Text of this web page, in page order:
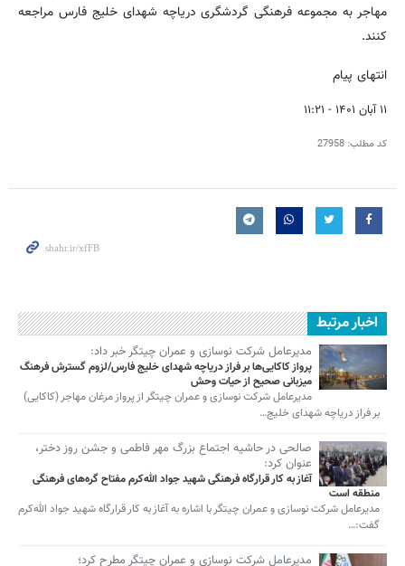
مهاجر به مجموعه فرهنگی گردشگری دریاچه شهدای خلیج فارس مراجعه
کنند.
انتهای پیام
۱۱ آبان ۱۴۰۱ - ۱۱:۲۱
کد مطلب: 27958
اخبار مرتبط
مدیرعامل شرکت نوسازی و عمران چیتگر خبر داد:
پرواز کاکایی‌ها بر فراز دریاچه شهدای خلیج فارس/لزوم گسترش فرهنگ
میزبانی صحیح از حیات وحش
مدیرعامل شرکت نوسازی و عمران چیتگر از پرواز مرغان مهاجر (کاکایی‌)
بر فراز دریاچه شهدای خلیج…
صالحی در حاشیه اجتماع بزرگ مهر فاطمی و جشن روز دختر،
عنوان کرد:
آغاز به کار قرارگاه فرهنگی شهید جواد الله‌کرم مفتاح گره‌های فرهنگی
منطقه است
مدیرعامل شرکت نوسازی و عمران چیتگر با اشاره به آغاز به کار قرارگاه شهید جواد الله‌کرم
گفت:…
مدیرعامل شرکت نوسازی و عمران چیتگر مطرح کرد؛